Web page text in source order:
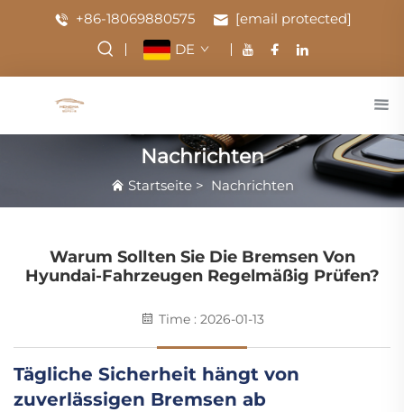
+86-18069880575
[email protected]
DE
Nachrichten
Startseite> Nachrichten
Warum Sollten Sie Die Bremsen Von
Hyundai-Fahrzeugen Regelmäßig Prüfen?
Time : 2026-01-13
Tägliche Sicherheit hängt von
zuverlässigen Bremsen ab